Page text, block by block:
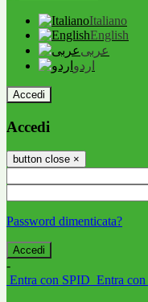
Italiano
English
عربى
اردو
Accedi
Accedi
button close ×
Password dimenticata?
-
Entra con SPID Entra